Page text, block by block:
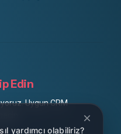
Edin
Uygun CRM
yardımcı olabiliriz?